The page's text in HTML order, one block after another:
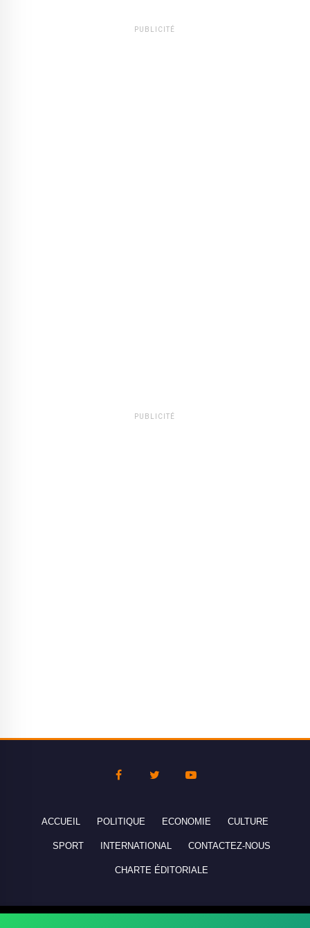
PUBLICITÉ
PUBLICITÉ
ACCUEIL POLITIQUE ECONOMIE CULTURE
SPORT INTERNATIONAL CONTACTEZ-NOUS
CHARTE ÉDITORIALE